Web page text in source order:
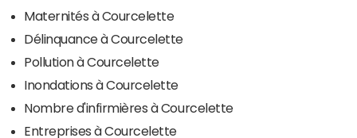
Maternités à Courcelette
Délinquance à Courcelette
Pollution à Courcelette
Inondations à Courcelette
Nombre d'infirmières à Courcelette
Entreprises à Courcelette